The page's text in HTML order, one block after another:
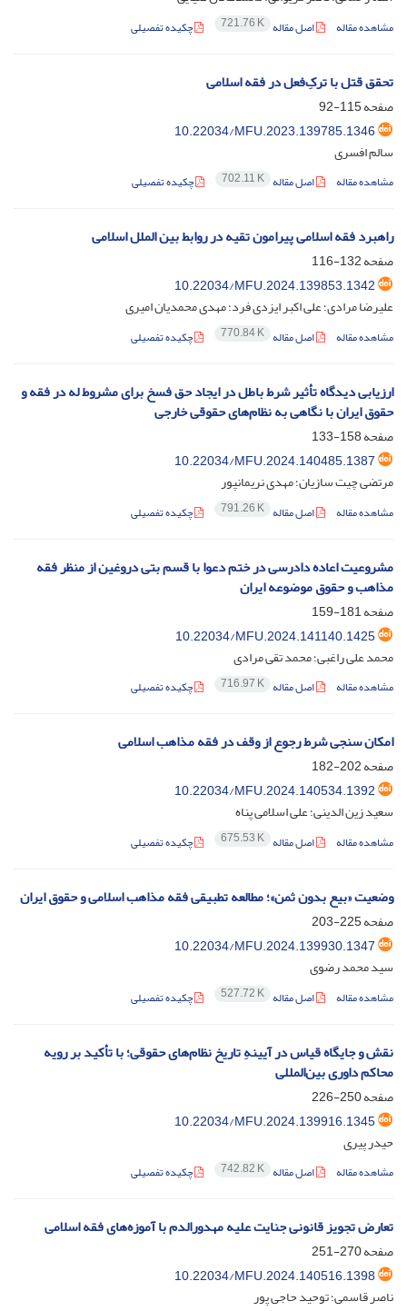
مشاهده مقاله اصل مقاله 721.76 K چکیده تفصیلی
تحقق قتل با ترکِ‌فعل در فقه اسلامی
صفحه115-92
10.22034/MFU.2023.139785.1346
سالم افسری
مشاهده مقاله اصل مقاله 702.11 K چکیده تفصیلی
راهبرد فقه اسلامی پیرامون تقیه در روابط بین الملل اسلامی
صفحه132-116
10.22034/MFU.2024.139853.1342
علیرضا مرادی؛ علی اکبر ایزدی فرد؛ مهدی محمدیان امیری
مشاهده مقاله اصل مقاله 770.84 K چکیده تفصیلی
ارزیابی دیدگاه تأثیر شرط باطل در ایجاد حق فسخ برای مشروط له در فقه و
حقوق ایران با نگاهی به نظام‌های حقوقی خارجی
صفحه158-133
10.22034/MFU.2024.140485.1387
مرتضی چیت سازیان؛ مهدی نریمانپور
مشاهده مقاله اصل مقاله 791.26 K چکیده تفصیلی
مشروعیت اعاده دادرسی در ختم دعوا با قسم بتی دروغین از منظر فقه
مذاهب و حقوق موضوعه ایران
صفحه181-159
10.22034/MFU.2024.141140.1425
محمد علی راغبی؛ محمد تقی مرادی
مشاهده مقاله اصل مقاله 716.97 K چکیده تفصیلی
امکان سنجی شرط رجوع از وقف در فقه مذاهب اسلامی
صفحه202-182
10.22034/MFU.2024.140534.1392
سعید زین الدینی؛ علی اسلامی پناه
مشاهده مقاله اصل مقاله 675.53 K چکیده تفصیلی
وضعیت «بیع بدون ثمن»؛ مطالعه تطبیقی فقه مذاهب اسلامی و حقوق ایران
صفحه225-203
10.22034/MFU.2024.139930.1347
سید محمد رضوی
مشاهده مقاله اصل مقاله 527.72 K چکیده تفصیلی
نقش و جایگاه قیاس در آیینهِ تاریخ نظام‌های حقوقی؛ با تأکید بر رویه
محاکم داوری بین‌المللی
صفحه250-226
10.22034/MFU.2024.139916.1345
حیدر پیری
مشاهده مقاله اصل مقاله 742.82 K چکیده تفصیلی
تعارض‌ تجویز قانونی جنایت علیه مهدورالدم با آموزه‌های فقه اسلامی
صفحه270-251
10.22034/MFU.2024.140516.1398
ناصر قاسمی؛ توحید حاجی پور